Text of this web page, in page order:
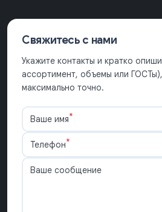
Свяжитесь с нами
Укажите контакты и кратко
ассортимент, объемы или
максимально точно.
Ваше имя*
Телефон*
Ваше сообщение